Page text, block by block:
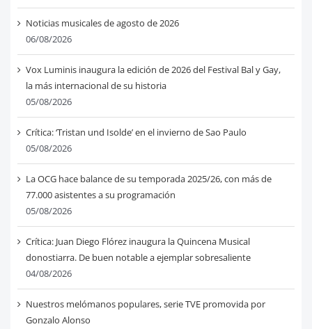
Noticias musicales de agosto de 2026
06/08/2026
Vox Luminis inaugura la edición de 2026 del Festival Bal y Gay,
la más internacional de su historia
05/08/2026
Crítica: ‘Tristan und Isolde’ en el invierno de Sao Paulo
05/08/2026
La OCG hace balance de su temporada 2025/26, con más de
77.000 asistentes a su programación
05/08/2026
Crítica: Juan Diego Flórez inaugura la Quincena Musical
donostiarra. De buen notable a ejemplar sobresaliente
04/08/2026
Nuestros melómanos populares, serie TVE promovida por
Gonzalo Alonso